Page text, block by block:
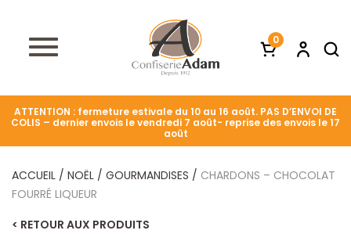
0
ATTENTION : fermeture estivale du 10 au 16 août. PAS D’ENVOI DE
COLIS – dernier envois le vendredi 7 août- reprise des envois le 17
août
ACCUEIL / NOËL / GOURMANDISES / CHARDONS – CHOCOLAT
FOURRÉ LIQUEUR
< RETOUR AUX PRODUITS